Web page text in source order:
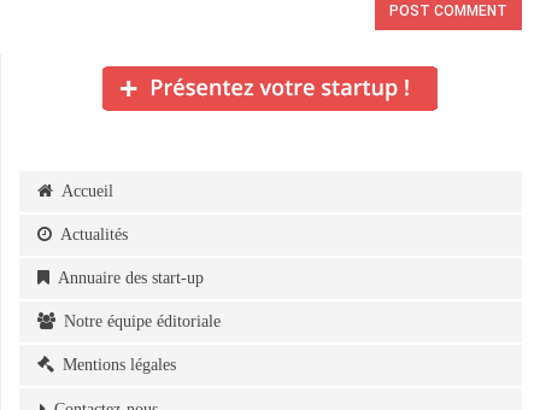
Accueil
Actualités
Annuaire des start-up
Notre équipe éditoriale
Mentions légales